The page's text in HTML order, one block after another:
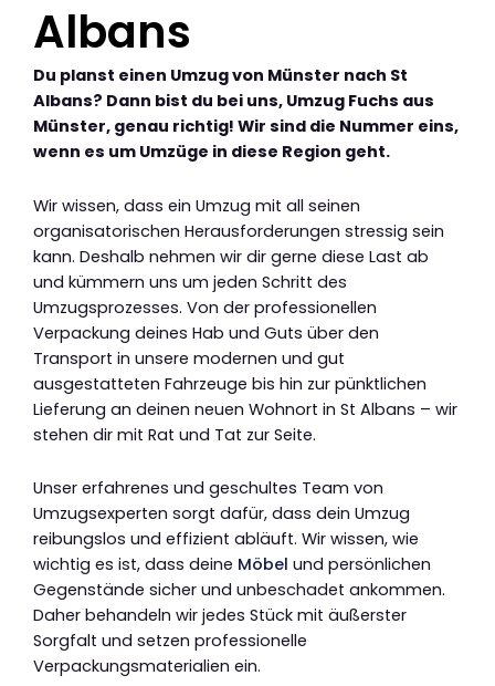
Albans
Du planst einen Umzug von Münster nach St
Albans? Dann bist du bei uns, Umzug Fuchs aus
Münster, genau richtig! Wir sind die Nummer eins,
wenn es um Umzüge in diese Region geht.
Wir wissen, dass ein Umzug mit all seinen
organisatorischen Herausforderungen stressig sein
kann. Deshalb nehmen wir dir gerne diese Last ab
und kümmern uns um jeden Schritt des
Umzugsprozesses. Von der professionellen
Verpackung deines Hab und Guts über den
Transport in unsere modernen und gut
ausgestatteten Fahrzeuge bis hin zur pünktlichen
Lieferung an deinen neuen Wohnort in St Albans – wir
stehen dir mit Rat und Tat zur Seite.
Unser erfahrenes und geschultes Team von
Umzugsexperten sorgt dafür, dass dein Umzug
reibungslos und effizient abläuft. Wir wissen, wie
wichtig es ist, dass deine Möbel und persönlichen
Gegenstände sicher und unbeschadet ankommen.
Daher behandeln wir jedes Stück mit äußerster
Sorgfalt und setzen professionelle
Verpackungsmaterialien ein.